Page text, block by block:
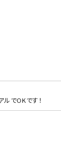
ルでOKです！